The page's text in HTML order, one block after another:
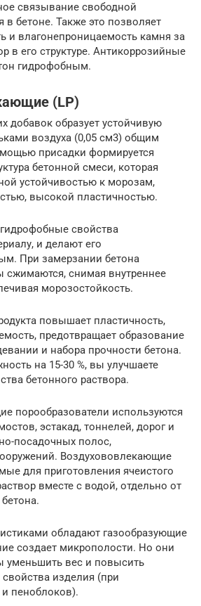
связывание свободной
в бетоне. Также это позволяет
и влагонепроницаемость камня за
в его структуре. Антикоррозийные
гидрофобным.
(LP)
добавок образует устойчивую
воздуха (0,05 см3) общим
присадки формируется
бетонной смеси, которая
устойчивостью к морозам,
высокой пластичностью.
свойства
и делают его
При замерзании бетона
сжимаются, снимая внутреннее
морозостойкость.
повышает пластичность,
предотвращает образование
и набора прочности бетона.
на 15-30 %, вы улучшаете
бетонного раствора.
порообразователи используются
эстакад, тоннелей, дорог и
посадочных полос,
Воздухововлекающие
для приготовления ячеистого
вместе с водой, отдельно от
обладают газообразующие
создает микрополости. Но они
уменьшить вес и повысить
изделия (при
и пеноблоков).